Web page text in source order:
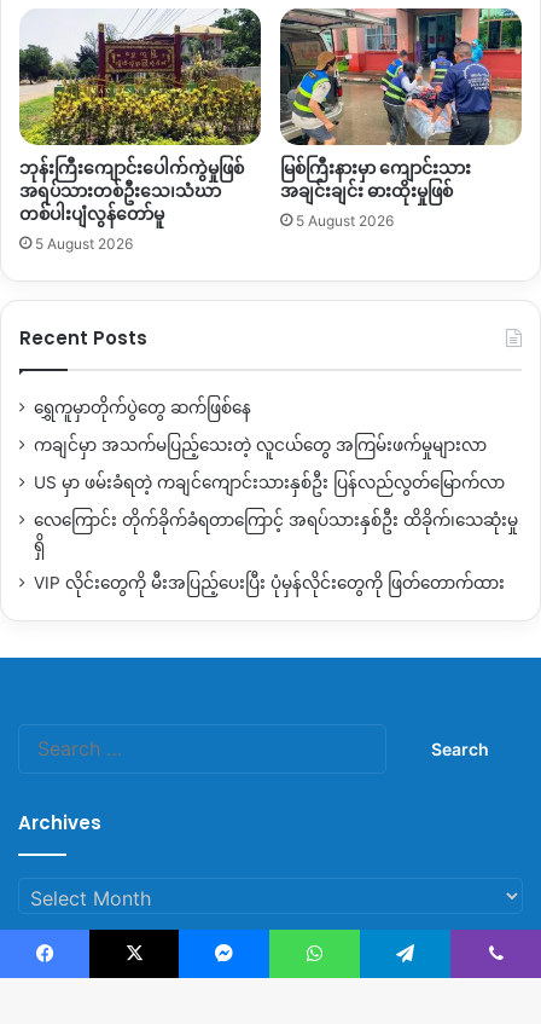
ဘုန်းကြီးကျောင်းပေါက်ကွဲမှုဖြစ်
အရပ်သားတစ်ဦးသေ၊သံဃာ
တစ်ပါးပျံလွန်တော်မူ
5 August 2026
မြစ်ကြီးနားမှာ ကျောင်းသား
အချင်းချင်း ဓားထိုးမှုဖြစ်
5 August 2026
Recent Posts
ရွှေကူမှာတိုက်ပွဲတွေ ဆက်ဖြစ်နေ
ကချင်မှာ အသက်မပြည့်သေးတဲ့ လူငယ်တွေ အကြမ်းဖက်မှုများလာ
US မှာ ဖမ်းခံရတဲ့ ကချင်ကျောင်းသားနှစ်ဦး ပြန်လည်လွတ်မြောက်လာ
လေကြောင်း တိုက်ခိုက်ခံရတာကြောင့် အရပ်သားနှစ်ဦး ထိခိုက်၊သေဆုံးမှု
ရှိ
VIP လိုင်းတွေကို မီးအပြည့်ပေးပြီး ပုံမှန်လိုင်းတွေကို ဖြတ်တောက်ထား
Archives
Archives
Facebook X Messenger WhatsApp Telegram Viber